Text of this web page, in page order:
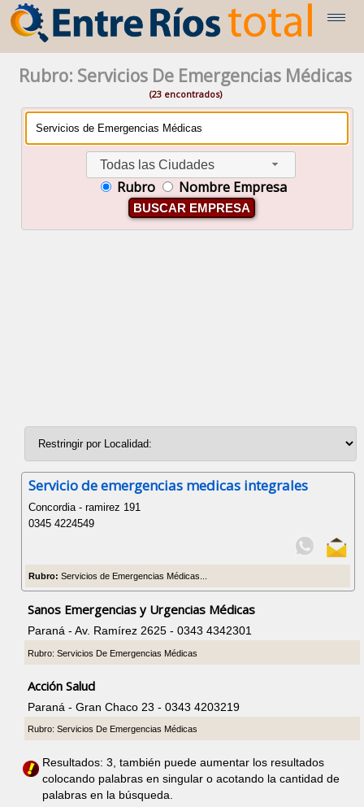
Rubro: Servicios De Emergencias Médicas
(23 encontrados)
Todas las Ciudades
Rubro Nombre Empresa
BUSCAR EMPRESA
Servicio de emergencias medicas integrales
Concordia - ramirez 191
0345 4224549
Rubro: Servicios de Emergencias Médicas...
Sanos Emergencias y Urgencias Médicas
Paraná - Av. Ramírez 2625 - 0343 4342301
Rubro: Servicios De Emergencias Médicas
Acción Salud
Paraná - Gran Chaco 23 - 0343 4203219
Rubro: Servicios De Emergencias Médicas
Resultados: 3, también puede aumentar los resultados
colocando palabras en singular o acotando la cantidad de
palabras en la búsqueda.